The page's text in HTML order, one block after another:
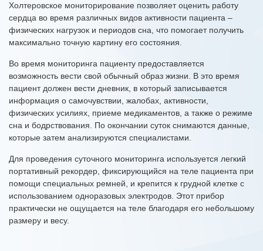
Холтеровское мониторирование позволяет оценить работу
сердца во время различных видов активности пациента –
физических нагрузок и периодов сна, что помогает получить
максимально точную картину его состояния.
Во время мониторинга пациенту предоставляется
возможность вести свой обычный образ жизни. В это время
пациент должен вести дневник, в который записывается
информация о самочувствии, жалобах, активности,
физических усилиях, приеме медикаментов, а также о режиме
сна и бодрствования. По окончании суток снимаются данные,
которые затем анализируются специалистами.
Для проведения суточного мониторинга используется легкий
портативный рекордер, фиксирующийся на теле пациента при
помощи специальных ремней, и крепится к грудной клетке с
использованием одноразовых электродов. Этот прибор
практически не ощущается на теле благодаря его небольшому
размеру и весу.